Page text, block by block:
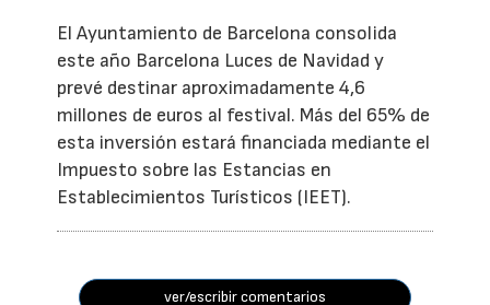
El Ayuntamiento de Barcelona consolida
este año Barcelona Luces de Navidad y
prevé destinar aproximadamente 4,6
millones de euros al festival. Más del 65% de
esta inversión estará financiada mediante el
Impuesto sobre las Estancias en
Establecimientos Turísticos (IEET).
ver/escribir comentarios